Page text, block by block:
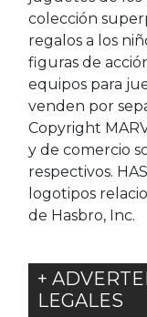
colección
regalos a los
figuras de
equipos para
venden por
Copyright
y de comercio
respectivos.
logotipos
de Hasbro, Inc.
+
LEGALES